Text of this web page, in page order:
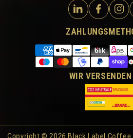
WIR
Copyright © 2026 Black Label Coffee